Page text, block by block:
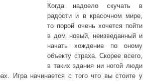
Когда надоело скучать в
радости и в красочном мире,
то порой очень хочется пойти
в дом новый, неизведанный и
начать хождение по оному
объекту страха. Скорее всего,
в таких здания ни ногой люди
Игра начинается с того что вы стоите у